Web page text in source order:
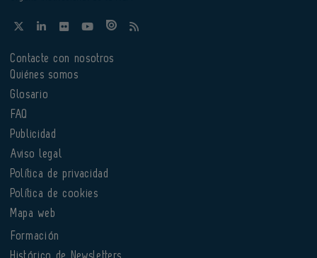
Contacte con nosotros
Quiénes somos
Glosario
FAQ
Publicidad
Aviso legal
Política de privacidad
Política de cookies
Mapa web
Formación